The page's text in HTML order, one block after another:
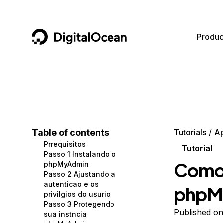
DigitalOcean
Containers and Images
Managed Databases
Management and Dev Tools
Networking
Security
Data and IoT
Developer Tools
Gaming and Media
Hosting
Security and Networking
Developer Tools
Get Involved
Utilities and Help
Table of contents
Prrequisitos
Passo 1 Instalando o
phpMyAdmin
Passo 2 Ajustando a
autenticao e os
privilgios do usurio
Passo 3 Protegendo
sua instncia
Tutorials
Tutorial
Published